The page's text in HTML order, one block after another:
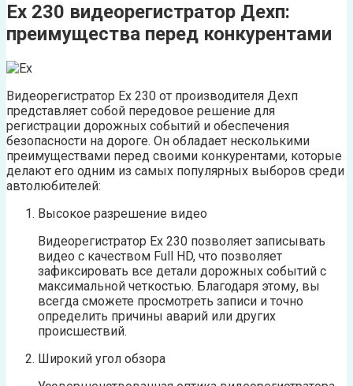
Ех 230 видеорегистратор Дехп:
преимущества перед конкурентами
Видеорегистратор Ех 230 от производителя Дехп
представляет собой передовое решение для
регистрации дорожных событий и обеспечения
безопасности на дороге. Он обладает несколькими
преимуществами перед своими конкурентами, которые
делают его одним из самых популярных выборов среди
автолюбителей:
Высокое разрешение видео
Видеорегистратор Ех 230 позволяет записывать
видео с качеством Full HD, что позволяет
зафиксировать все детали дорожных событий с
максимальной четкостью. Благодаря этому, вы
всегда сможете просмотреть записи и точно
определить причины аварий или других
происшествий.
Широкий угол обзора